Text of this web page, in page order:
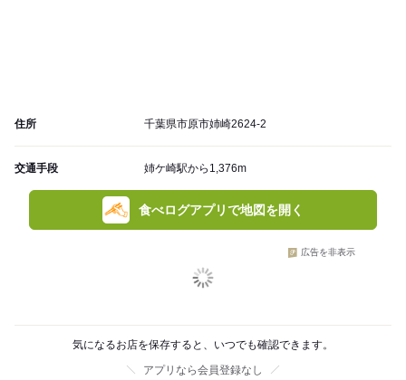
住所 千葉県市原市姉崎2624-2
交通手段 姉ケ崎駅から1,376m
食べログアプリで地図を開く
広告を非表示
気になるお店を保存すると、いつでも確認できます。
アプリなら会員登録なし